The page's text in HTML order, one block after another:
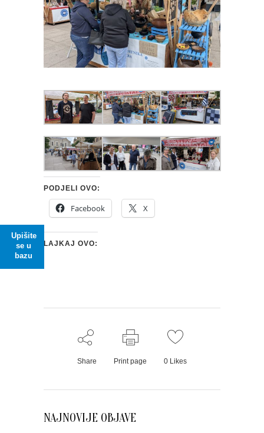
Upišite
se u
bazu
PODJELI OVO:
Facebook X
LAJKAJ OVO:
Share Print page 0 Likes
NAJNOVIJE OBJAVE